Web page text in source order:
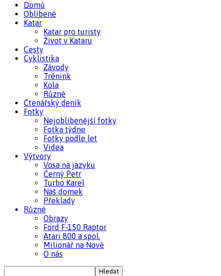
Domů
Oblíbené
Katar
Katar pro turisty
Život v Kataru
Cesty
Cyklistika
Závody
Trénink
Kola
Různé
Čtenářský deník
Fotky
Nejoblíbenější fotky
Fotka týdne
Fotky podle let
Videa
Výtvory
Vosa na jazyku
Černý Petr
Turbo Karel
Náš domek
Překlady
Různé
Obrazy
Ford F-150 Raptor
Atari 800 a spol.
Milionář na Nově
O nás